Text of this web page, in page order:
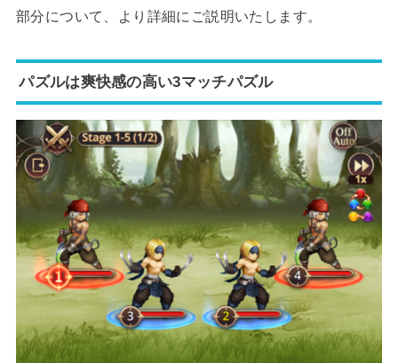
部分について、より詳細にご説明いたします。
パズルは爽快感の高い3マッチパズル